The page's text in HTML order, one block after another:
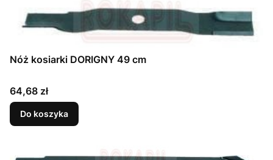
Nóż kosiarki DORIGNY 49 cm
Cena
64,68 zł
Do koszyka